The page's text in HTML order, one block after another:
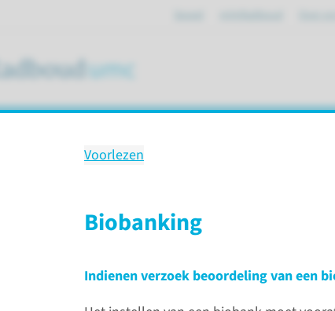
Voorlezen
Biobanking
Indienen verzoek beoordeling van een
Commissie Mensgebonden
Toetsing van medisch-